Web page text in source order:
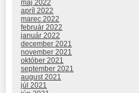
máj 2022
apríl 2022
marec 2022
február 2022
január 2022
december 2021
november 2021
október 2021
september 2021
august 2021
júl 2021